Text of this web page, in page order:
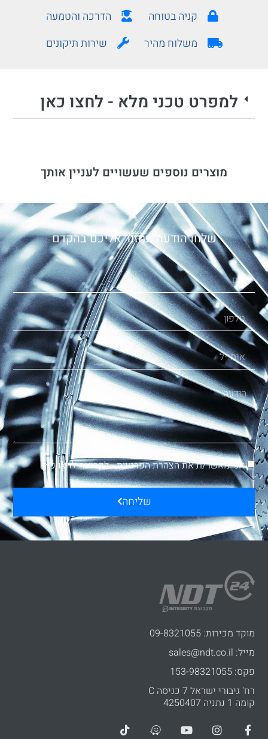
קניה בטוחה
הדרכה והטמעה
משלוח מהיר
שירות תיקונים
למפרט טכני מלא - לחצו כאן
מוצרים נוספים שעשויים לעניין אותך
שלחו הודעה ונחזור אליכם בהקדם
אני מאשר/ת את הצהרת הפרטיות -לקריאה לחצו כאן
שליחה
מוקד מכירות: 09-8321055
מייל: sales@ndt.co.il
פקס: 153-98321055
רח' גיבורי ישראל 7 כניסה C
קומה 1 נתניה 4250407